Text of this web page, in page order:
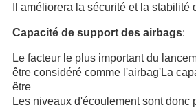
Il améliorera la sécurité et la stabilité
Capacité de support des airbags:
Le facteur le plus important du
être considéré comme l'airbag'La
être
Les niveaux d'écoulement sont donc